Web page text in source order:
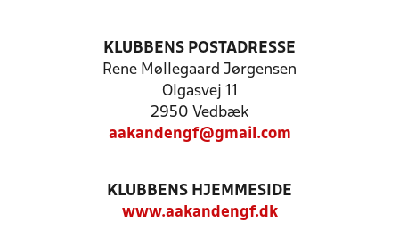
KLUBBENS POSTADRESSE
Rene Møllegaard Jørgensen
Olgasvej 11
2950 Vedbæk
aakandengf@gmail.com
KLUBBENS HJEMMESIDE
www.aakandengf.dk